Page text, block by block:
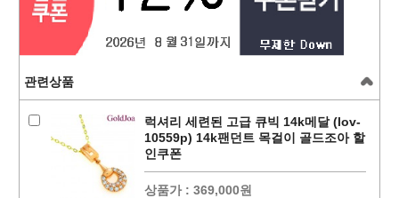
관련상품
럭셔리 세련된 고급 큐빅 14k메달 (lov-
10559p) 14k팬던트 목걸이 골드조아 할
인쿠폰
상품가 : 369,000원